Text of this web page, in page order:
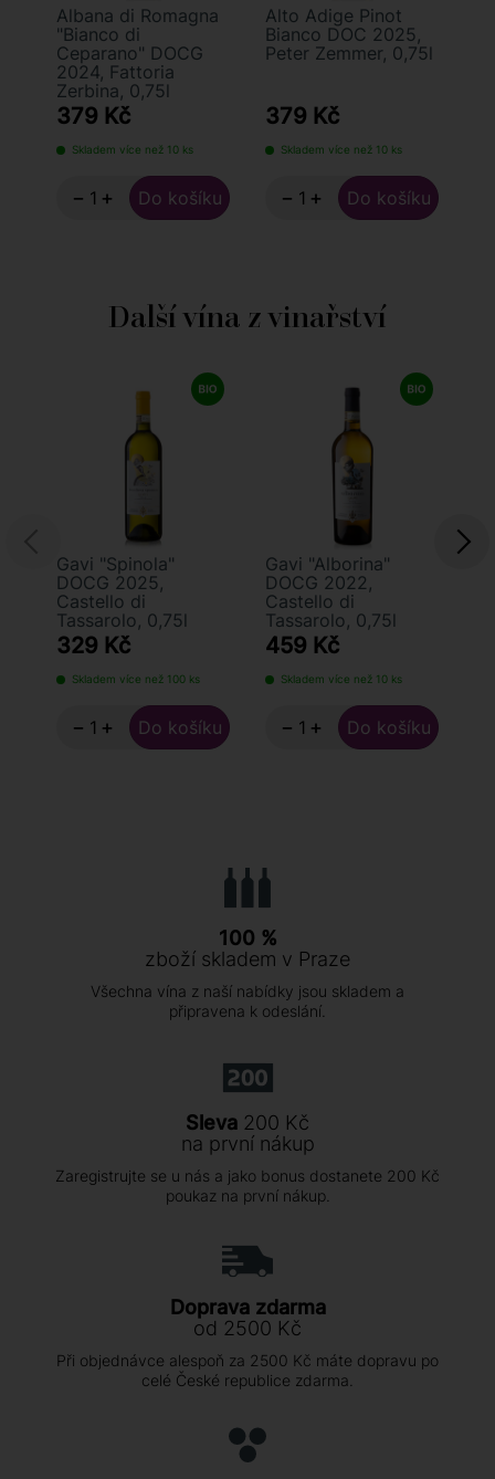
Albana di Romagna
"Bianco di
Ceparano" DOCG
2024, Fattoria
Zerbina, 0,75l
379 Kč
Skladem více než 10 ks
− +
Alto Adige Pinot
Bianco DOC 2025,
Peter Zemmer, 0,75l
379 Kč
Skladem více než 10 ks
− +
Další vína z vinařství
Gavi "Spinola"
DOCG 2025,
Castello di
Tassarolo, 0,75l
329 Kč
Skladem více než 100 ks
− +
Gavi "Alborina"
DOCG 2022,
Castello di
Tassarolo, 0,75l
459 Kč
Skladem více než 10 ks
− +
100 %
zboží skladem v Praze
Všechna vína z naší nabídky jsou skladem a
připravena k odeslání.
Sleva 200 Kč
na první nákup
Zaregistrujte se u nás a jako bonus dostanete 200 Kč
poukaz na první nákup.
Doprava zdarma
od 2500 Kč
Při objednávce alespoň za 2500 Kč máte dopravu po
celé České republice zdarma.